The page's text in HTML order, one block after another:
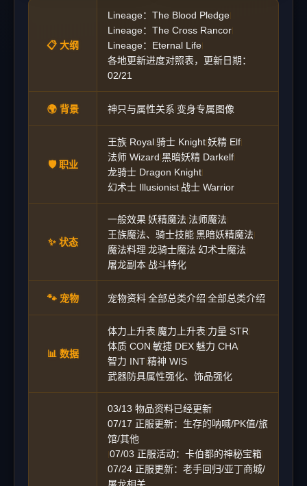
📋 大纲
Lineage：The Blood Pledge|
Lineage：The Cross Rancor|
Lineage：Eternal Life|
各地更新进度对照表，更新日期：
02/21
🌍 背景 神只与属性关系|变身专属图像
🛡️ 职业
王族 Royal|骑士 Knight|妖精 Elf|
法师 Wizard|黑暗妖精 Darkelf|
龙骑士 Dragon Knight|
幻术士 Illusionist|战士 Warrior
✨ 状态
一般效果|妖精魔法|法师魔法|
王族魔法、骑士技能|黑暗妖精魔法|
魔法料理|龙骑士魔法|幻术士魔法|
屠龙副本|战斗特化
🐾 宠物 宠物资料|全部总类介绍|全部总类介绍
📊 数据
体力上升表|魔力上升表|力量 STR|
体质 CON|敏捷 DEX|魅力 CHA|
智力 INT|精神 WIS|
武器防具属性强化、饰品强化
03/13 物品资料已经更新|
07/17 正服更新：生存的呐喊/PK值/旅
馆/其他
|07/03 正服活动：卡伯都的神秘宝箱|
07/24 正服更新：老手回归/亚丁商城/